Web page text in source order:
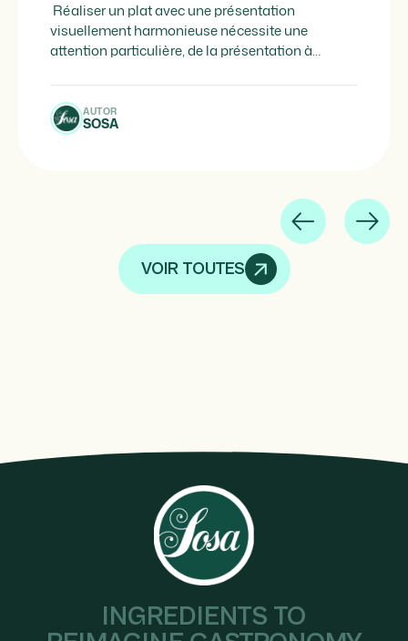
Réaliser un plat avec une présentation
visuellement harmonieuse nécessite une
attention particulière, de la présentation à
dans le but de surprendre agréablement les
convives. Les croustillants décoratifs se sont
avérés être une façon ingénieuse et efficace
AUTOR
SOSA
VOIR TOUTES
INGREDIENTS TO